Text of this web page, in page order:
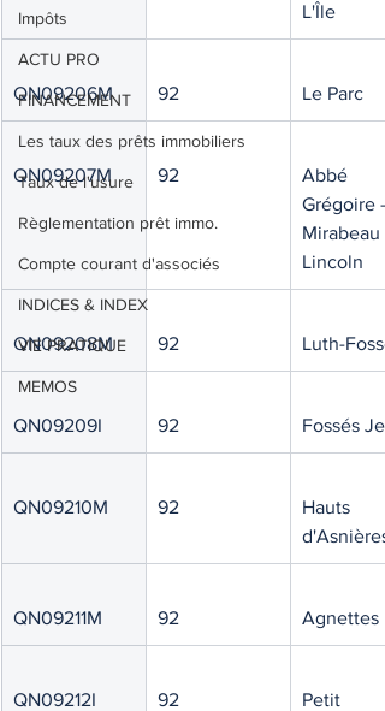
Impôts
ACTU PRO
FINANCEMENT
Les taux des prêts immobiliers
Taux de l'usure
Règlementation prêt immo.
Compte courant d'associés
INDICES & INDEX
VIE PRATIQUE
MEMOS
L'Île
QN09206M 92 Le Parc
QN09207M 92
Abbé
Grégoire -
Mirabeau -
Lincoln
QN09208M 92 Luth-Fossé
QN09209I 92 Fossés
QN09210M 92
Hauts
d'Asnières
QN09211M 92 Agnettes
QN09212I 92
Petit